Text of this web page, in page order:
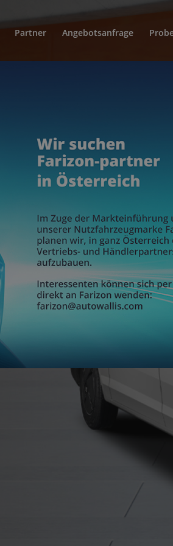
Partner Angebotsanfrage